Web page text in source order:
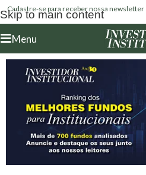
Skip to main content
Cadastre-se para receber nossa newsletter
Menu